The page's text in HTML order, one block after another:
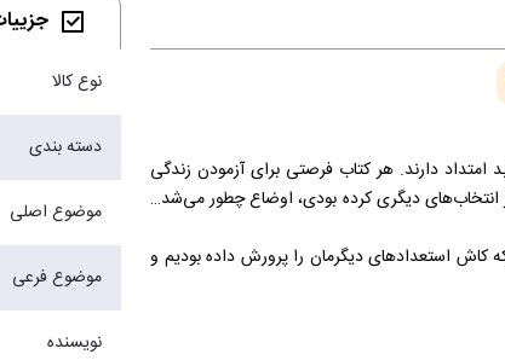
دارند. هر کتاب فرصتی برای آزمودن زندگی
انتخاب‌های دیگری کرده بودی، اوضاع چطور می‌شد…
استعدادهای دیگرمان را پرورش داده بودیم و
بهتر عشق ورزیده بودیم، امور مالی خود را با
نوع کالا
دسته بندی
موضوع اصلی
موضوع فرعی
نویسنده